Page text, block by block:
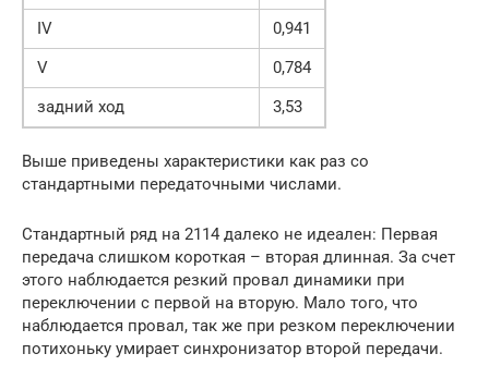
IV
0,941
V
0,784
задний ход
3,53
Выше приведены характеристики как раз со
стандартными передаточными числами.
Стандартный ряд на 2114 далеко не идеален: Первая
передача слишком короткая – вторая длинная. За счет
этого наблюдается резкий провал динамики при
переключении с первой на вторую. Мало того, что
наблюдается провал, так же при резком переключении
потихоньку умирает синхронизатор второй передачи.